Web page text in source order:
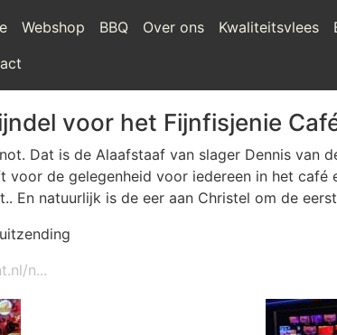
Webshop BBQ Over ons Kwaliteitsvlees
voor het Fijnfisjenie
Dat is de Alaafstaaf van slager Dennis van
voor de gelegenheid voor iedereen in het
En natuurlijk is de eer aan Christel om de
n...